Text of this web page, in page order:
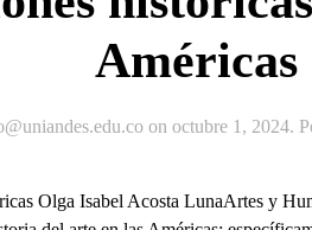
Américas
on octubre 1, 2024.
Olga Isabel Acosta LunaArtes y